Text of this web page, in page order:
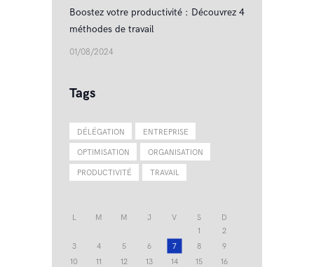
Boostez votre productivité : Découvrez 4
méthodes de travail
01/08/2024
Tags
DÉLÉGATION ENTREPRISE
OPTIMISATION ORGANISATION
PRODUCTIVITÉ TRAVAIL
L M M J V S
D
1
2
3
4 5 6 7 8
9
10
11 12 13 14 15
16